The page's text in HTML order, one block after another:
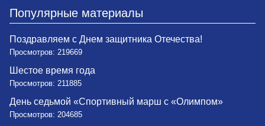
Популярные материалы
Поздравляем с Днем защитника Отечества!
Просмотров: 219669
Шестое время года
Просмотров: 211885
День седьмой «Спортивный марш с «Олимпом»
Просмотров: 204685